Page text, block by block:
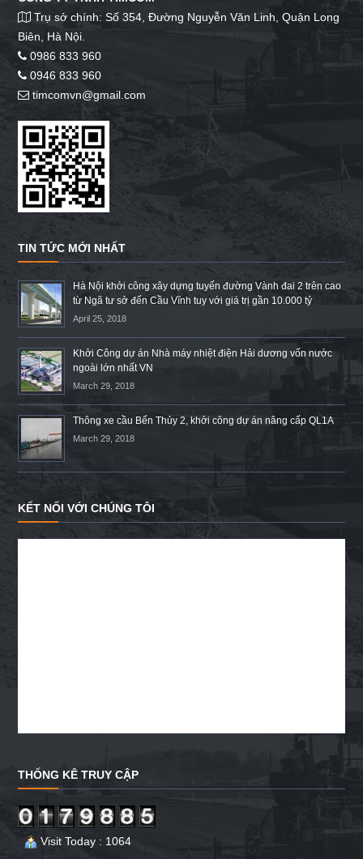
Trụ sở chính: Số 354, Đường Nguyễn Văn Linh, Quận Long
Biên, Hà Nội.
0986 833 960
0946 833 960
timcomvn@gmail.com
TIN TỨC MỚI NHẤT
Hà Nội khởi công xây dựng tuyến đường Vành đai 2 trên cao
từ Ngã tư sở đến Cầu Vĩnh tuy với giá trị gần 10.000 tỷ
April 25, 2018
Khởi Công dự án Nhà máy nhiệt điện Hải dương vốn nước
ngoài lớn nhất VN
March 29, 2018
Thông xe cầu Bến Thủy 2, khởi công dự án nâng cấp QL1A
March 29, 2018
KẾT NỐI VỚI CHÚNG TÔI
THỐNG KÊ TRUY CẬP
Visit Today : 1064